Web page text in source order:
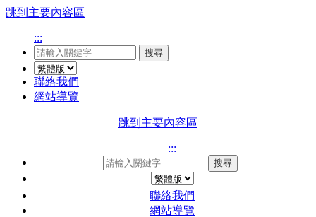
跳到主要內容區
:::
搜尋
聯絡我們
網站導覽
跳到主要內容區
:::
搜尋
聯絡我們
網站導覽